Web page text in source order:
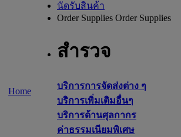
Home
นัดรับสินค้า
Order Supplies Order Supplies
สำรวจ
บริการการจัดส่งต่าง ๆ
บริการเพิ่มเติมอื่นๆ
บริการด้านศุลกากร
ค่าธรรมเนียมพิเศษ